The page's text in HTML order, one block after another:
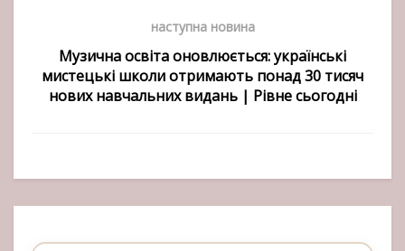
наступна новина
Музична освіта оновлюється: українські
мистецькі школи отримають понад 30 тисяч
нових навчальних видань | Рівне сьогодні